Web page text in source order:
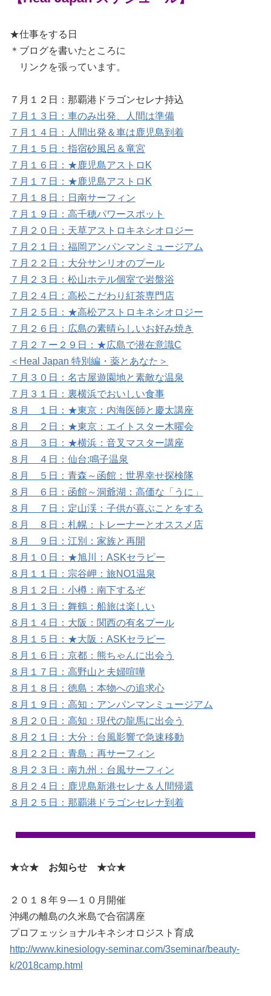
★仕事をする日
＊ブログを書いたところに
リンクを張っています。
７月１２日：那覇港ドラゴンセレナ持込
７月１３日：車のみ出発、人間は準備
７月１４日：人間出発＆車は鹿児島到着
７月１５日：指宿砂風呂＆竜宮
７月１６日：★鹿児島アストロK
７月１７日：★鹿児島アストロK
７月１８日：日南サーフィン
７月１９日：高千穂パワースポット
７月２０日：天草アストロキネシオロジー
７月２１日：福岡アンパンマンミュージアム
７月２２日：大分サンリオのプール
７月２３日：松山ホテル個室で岩盤浴
７月２４日：高松こだわり紅茶専門店
７月２５日：★高松アストロキネシオロジー
７月２６日：広島の素晴らしいお好み焼き
７月２７ー２９日：★広島で潜在意識C
＜Heal Japan 特別編・薬とあなた＞
７月３０日：名古屋遊園地と素敵な温泉
７月３１日：裏横浜でおいしい食事
８月 １日：★東京：内海医師と慶太講座
８月 ２日：★東京：エイトスター木曜会
８月 ３日：★横浜：音叉マスター講座
８月 ４日：仙台:鳴子温泉
８月 ５日：青森～函館：世界幸せ探検隊
８月 ６日：函館～洞爺湖：高価な「うに」
８月 ７日：定山渓：子供が喜ぶことをする
８月 ８日：札幌：トレーナーとオススメ店
８月 ９日：江別：家族と再開
８月１０日：★旭川：ASKセラピー
８月１１日：宗谷岬：旅NO1温泉
８月１２日：小樽：南下するぞ
８月１３日：舞鶴：船旅は楽しい
８月１４日：大阪：関西の有名プール
８月１５日：★大阪：ASKセラピー
８月１６日：京都：熊ちゃんに出会う
８月１７日：高野山と夫婦喧嘩
８月１８日：徳島：本物への追求心
８月１９日：高知：アンパンマンミュージアム
８月２０日：高知：現代の龍馬に出会う
８月２１日：大分：台風影響で急速移動
８月２２日：青島：再サーフィン
８月２３日：南九州：台風サーフィン
８月２４日：鹿児島新港セレナ＆人間帰還
８月２５日：那覇港ドラゴンセレナ到着
★☆★ お知らせ ★☆★
２０１８年９―１０月開催
沖縄の離島の久米島で合宿講座
プロフェッショナルキネシオロジスト育成
http://www.kinesiology-seminar.com/3seminar/beauty-
k/2018camp.html